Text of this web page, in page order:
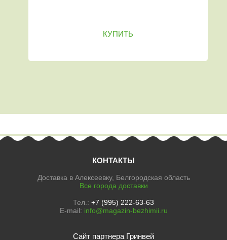
КУПИТЬ
КОНТАКТЫ
Доставка в Алексеевку, Белгородская область
Все города доставки
Тел.: +7 (995) 222-63-63
E-mail: info@magazin-bezhimii.ru
Сайт партнера Гринвей